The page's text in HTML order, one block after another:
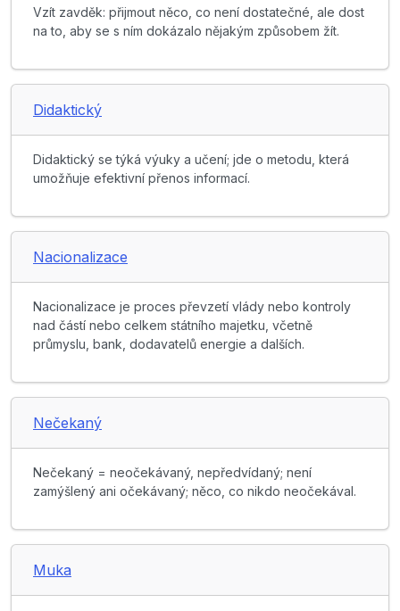
Vzít zavděk: přijmout něco, co není dostatečné, ale dost
na to, aby se s ním dokázalo nějakým způsobem žít.
Didaktický
Didaktický se týká výuky a učení; jde o metodu, která
umožňuje efektivní přenos informací.
Nacionalizace
Nacionalizace je proces převzetí vlády nebo kontroly
nad částí nebo celkem státního majetku, včetně
průmyslu, bank, dodavatelů energie a dalších.
Nečekaný
Nečekaný = neočekávaný, nepředvídaný; není
zamýšlený ani očekávaný; něco, co nikdo neočekával.
Muka